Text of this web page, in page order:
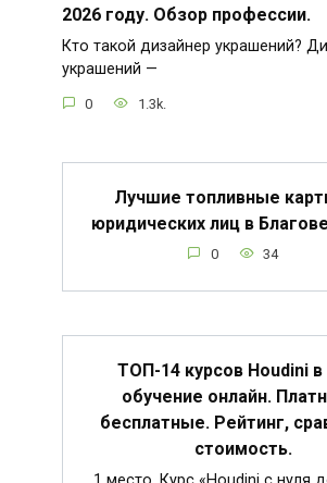
2026 году. Обзор профессии.
Кто такой дизайнер украшений?
украшений —
0 1.3k.
Лучшие топливные
юридических лиц в
0 34
ТОП-14 курсов Houdini в
обучение онлайн.
бесплатные. Рейтинг,
стоимость.